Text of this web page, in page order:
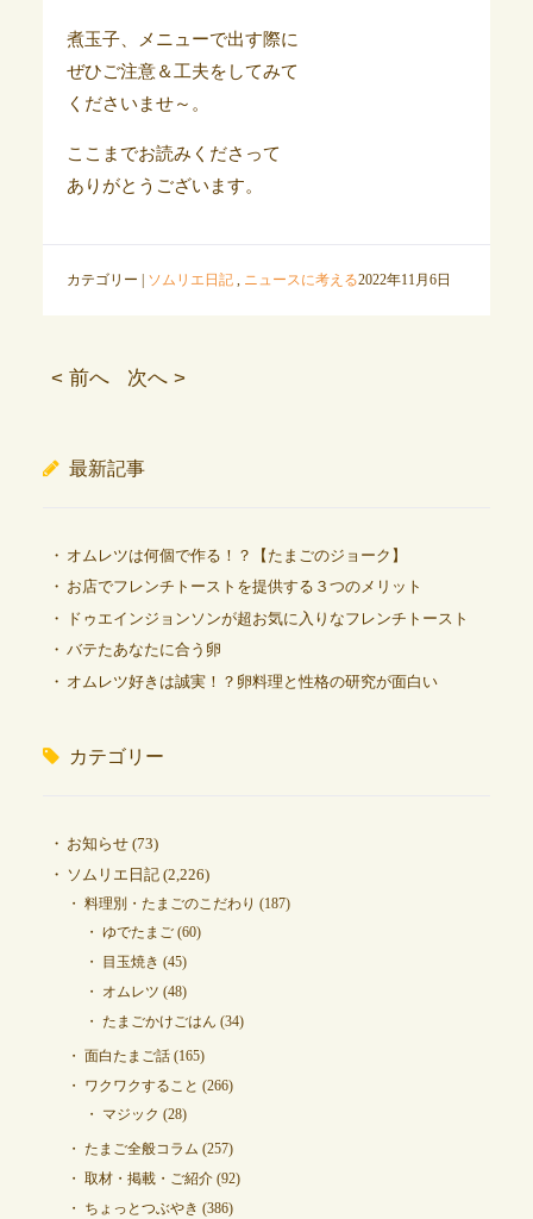
煮玉子、メニューで出す際に
ぜひご注意＆工夫をしてみて
くださいませ～。
ここまでお読みくださって
ありがとうございます。
カテゴリー | ソムリエ日記, ニュースに考える2022年11月6日
< 前へ 次へ >
最新記事
オムレツは何個で作る！？【たまごのジョーク】
お店でフレンチトーストを提供する３つのメリット
ドゥエインジョンソンが超お気に入りなフレンチトースト
バテたあなたに合う卵
オムレツ好きは誠実！？卵料理と性格の研究が面白い
カテゴリー
お知らせ(73)
ソムリエ日記(2,226)
料理別・たまごのこだわり (187)
ゆでたまご(60)
目玉焼き (45)
オムレツ (48)
たまごかけごはん (34)
面白たまご話(165)
ワクワクすること (266)
マジック (28)
たまご全般コラム (257)
取材・掲載・ご紹介(92)
ちょっとつぶやき (386)